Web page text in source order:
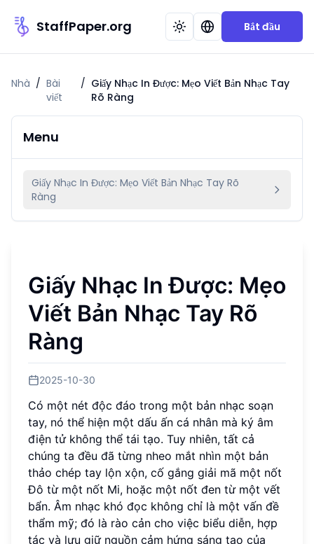
StaffPaper.org Bắt đầu
Nhà / Bài
viết
/ Giấy Nhạc In Được: Mẹo Viết Bản Nhạc Tay
Rõ Ràng
Menu
Giấy Nhạc In Được: Mẹo Viết Bản Nhạc Tay Rõ
Ràng
Giấy Nhạc In Được: Mẹo
Viết Bản Nhạc Tay Rõ
Ràng
2025-10-30
Có một nét độc đáo trong một bản nhạc soạn
tay, nó thể hiện một dấu ấn cá nhân mà ký âm
điện tử không thể tái tạo. Tuy nhiên, tất cả
chúng ta đều đã từng nheo mắt nhìn một bản
thảo chép tay lộn xộn, cố gắng giải mã một nốt
Đô từ một nốt Mi, hoặc một nốt đen từ một vết
bẩn. Âm nhạc khó đọc không chỉ là một vấn đề
thẩm mỹ; đó là rào cản cho việc biểu diễn, hợp
tác và lưu giữ nguồn cảm hứng sáng tạo của